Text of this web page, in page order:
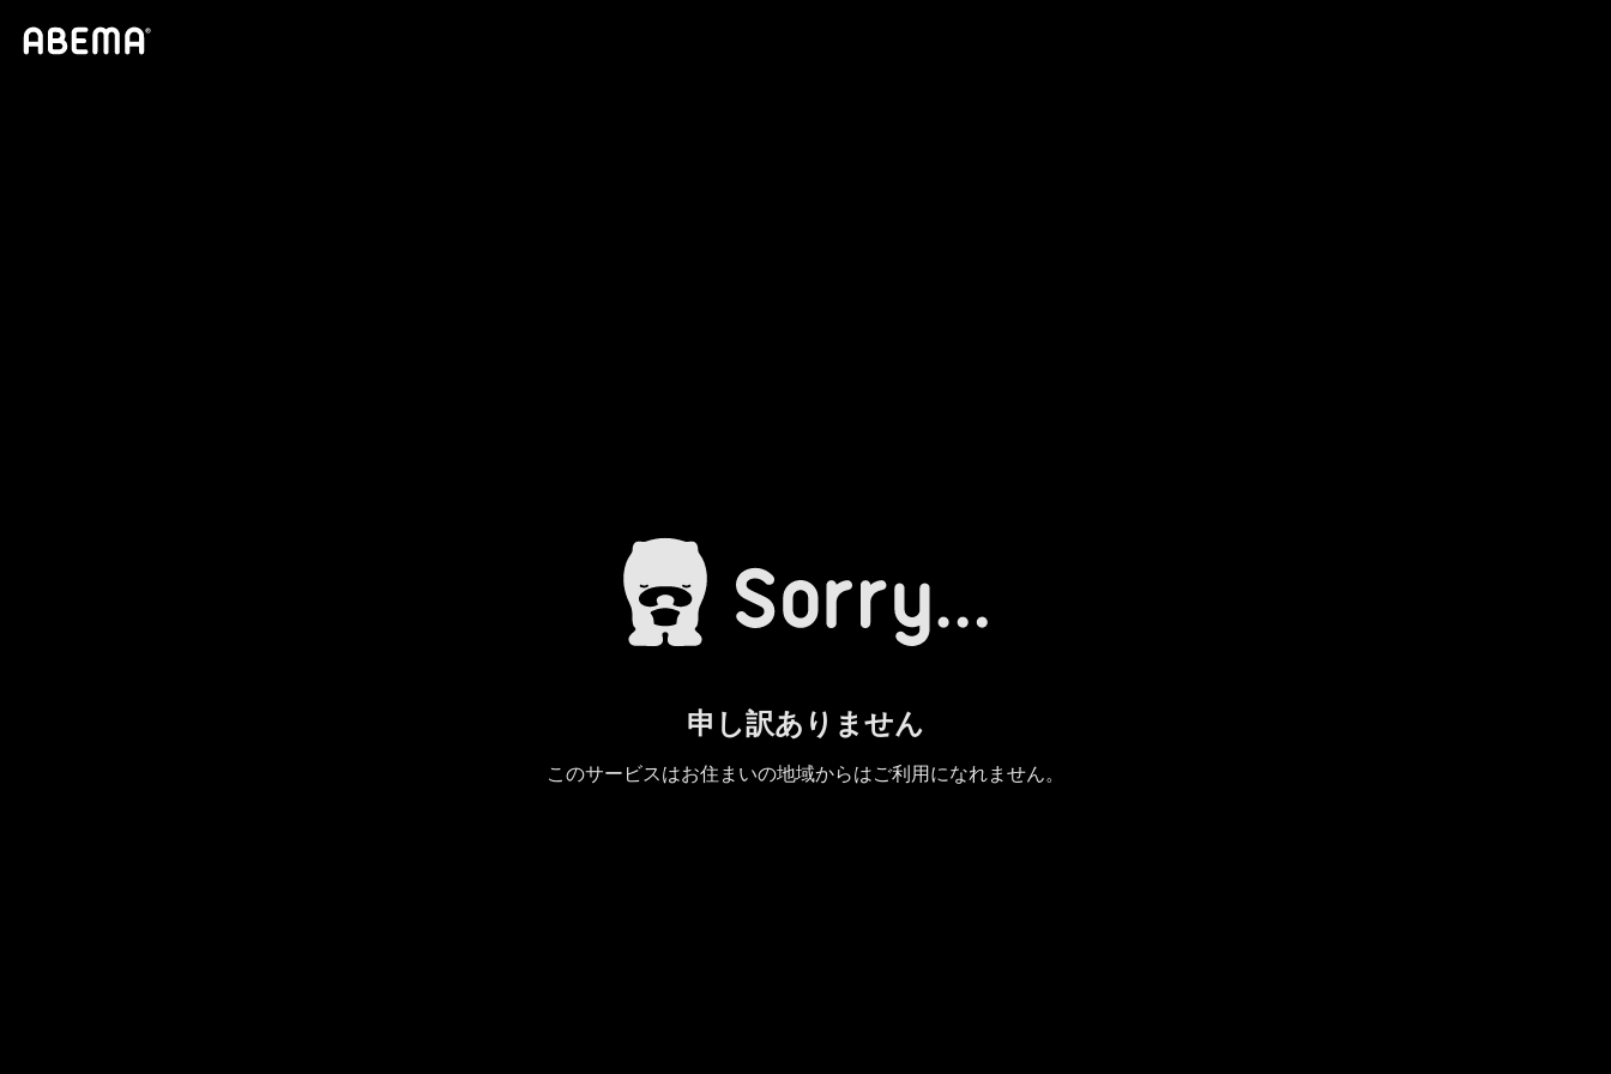
申し訳ありません
このサービスはお住まいの地域からはご利用になれません。